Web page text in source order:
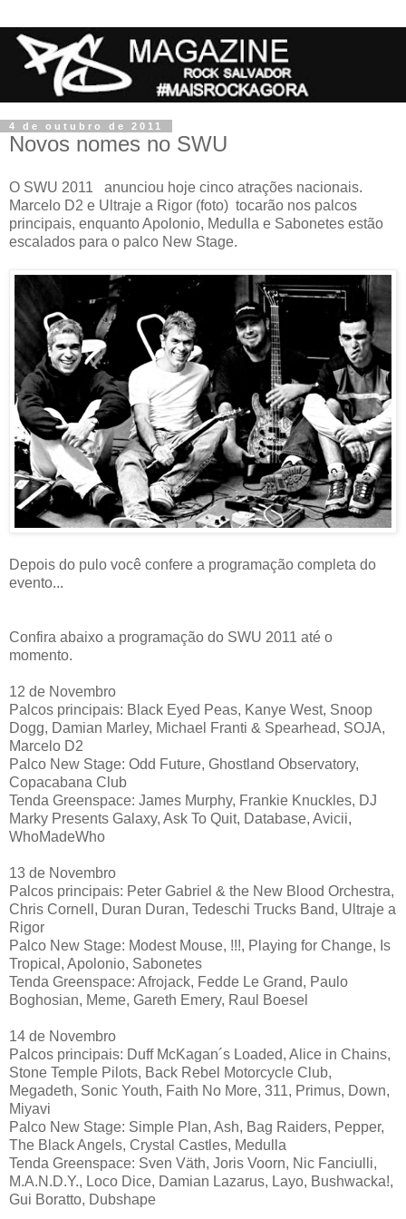
4 de outubro de 2011
Novos nomes no SWU
O SWU 2011 anunciou hoje cinco atrações nacionais.
Marcelo D2 e Ultraje a Rigor (foto) tocarão nos palcos
principais, enquanto Apolonio, Medulla e Sabonetes estão
escalados para o palco New Stage.
Depois do pulo você confere a programação completa do
evento...
Confira abaixo a programação do SWU 2011 até o
momento.
12 de Novembro
Palcos principais: Black Eyed Peas, Kanye West, Snoop
Dogg, Damian Marley, Michael Franti & Spearhead, SOJA,
Marcelo D2
Palco New Stage: Odd Future, Ghostland Observatory,
Copacabana Club
Tenda Greenspace: James Murphy, Frankie Knuckles, DJ
Marky Presents Galaxy, Ask To Quit, Database, Avicii,
WhoMadeWho
13 de Novembro
Palcos principais: Peter Gabriel & the New Blood Orchestra,
Chris Cornell, Duran Duran, Tedeschi Trucks Band, Ultraje a
Rigor
Palco New Stage: Modest Mouse, !!!, Playing for Change, Is
Tropical, Apolonio, Sabonetes
Tenda Greenspace: Afrojack, Fedde Le Grand, Paulo
Boghosian, Meme, Gareth Emery, Raul Boesel
14 de Novembro
Palcos principais: Duff McKagan´s Loaded, Alice in Chains,
Stone Temple Pilots, Back Rebel Motorcycle Club,
Megadeth, Sonic Youth, Faith No More, 311, Primus, Down,
Miyavi
Palco New Stage: Simple Plan, Ash, Bag Raiders, Pepper,
The Black Angels, Crystal Castles, Medulla
Tenda Greenspace: Sven Väth, Joris Voorn, Nic Fanciulli,
M.A.N.D.Y., Loco Dice, Damian Lazarus, Layo, Bushwacka!,
Gui Boratto, Dubshape